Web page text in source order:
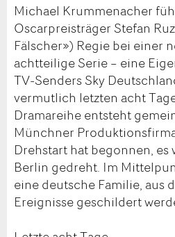
Michael Krummenacher
Oscarpreisträger Stefan
Fälscher») Regie bei einer
achtteilige Serie – eine
TV-Senders Sky
vermutlich letzten acht
Dramareihe entsteht
Münchner
Drehstart hat begonnen,
Berlin gedreht. Im
eine deutsche Familie, aus
Ereignisse geschildert